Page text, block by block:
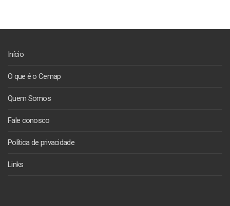
Início
O que é o Cemap
Quem Somos
Fale conosco
Política de privacidade
Links